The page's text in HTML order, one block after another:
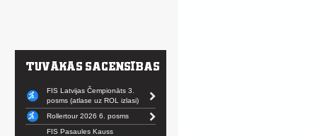
FIS Latvijas Čempionāts 3.
posms (atlase uz ROL izlasi)
Rollertour 2026 6. posms
FIS Pasaules Kauss